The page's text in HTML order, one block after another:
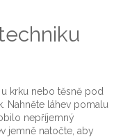
krku nebo těsně pod
Nahněte láhev pomalu
nepříjemný
jemně natočte, aby